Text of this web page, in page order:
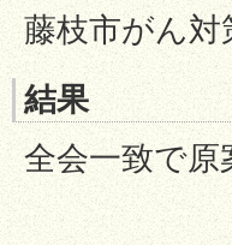
藤枝市がん対
結果
全会一致で原